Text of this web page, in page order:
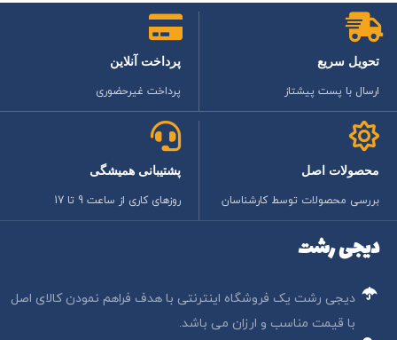
تحویل سریع
ارسال با پست پیشتاز
پرداخت آنلاین
پرداخت غیرحضوری
محصولات اصل
بررسی محصولات توسط کارشناسان
پشتیبانی همیشگی
روزهای کاری از ساعت 9 تا 17
دیجی رشت
دیجی رشت یک فروشگاه اینترنتی با هدف فراهم نمودن کالای اصل
با قیمت مناسب و ارزان می باشد.